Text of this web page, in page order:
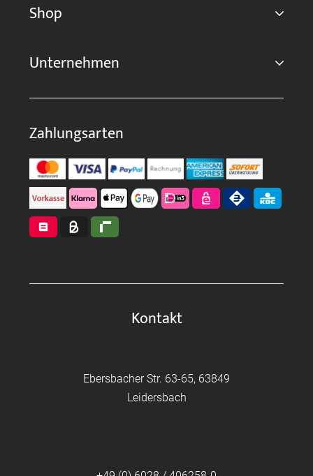
Shop
Unternehmen
Zahlungsarten
Kontakt
Ebersbacher Str. 63-65, 63849
Leidersbach